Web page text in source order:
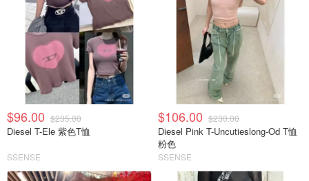
$96.00 $235.00
Diesel T-Ele 紫色T恤
SSENSE
$106.00 $230.00
Diesel Pink T-Uncutieslong-Od T恤
粉色
SSENSE